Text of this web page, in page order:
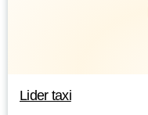
Lider taxi